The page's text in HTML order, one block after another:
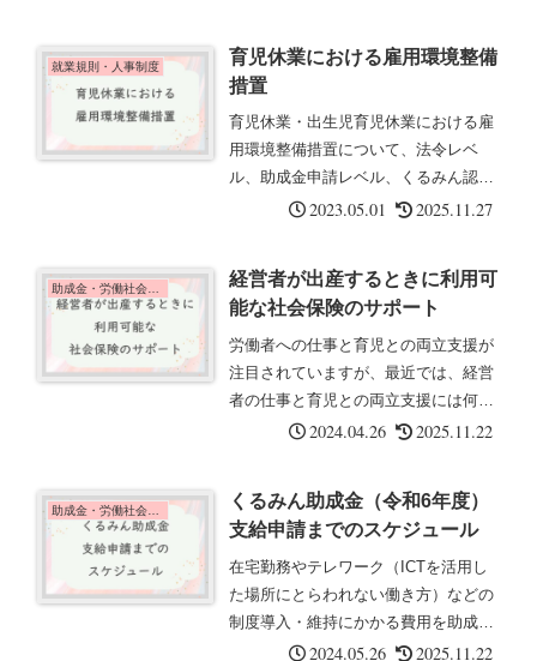
ラムでは、この新しい助成金について
ポイントをまとめました。
就業規則・人事制度
育児休業における雇用環境整備
措置
育児休業・出生児育児休業における雇
用環境整備措置について、法令レベ
ル、助成金申請レベル、くるみん認定
レベル、労使協定あり・なし、で要求
適解を考えてみました。
2023.05.01 2025.11.27
助成金・労働社会保険
経営者が出産するときに利用可
能な社会保険のサポート
労働者への仕事と育児との両立支援が
注目されていますが、最近では、経営
者の仕事と育児との両立支援には何が
あるのか気になる経営者さん、役員さ
用可能な社会保険のサポートについて
紹介します。
2024.04.26 2025.11.22
助成金・労働社会保険
くるみん助成金（令和6年度）
支給申請までのスケジュール
在宅勤務やテレワーク（ICTを活用し
た場所にとらわれない働き方）などの
制度導入・維持にかかる費用を助成す
る「くるみん助成金（中小企業子ど
2024.05.26 2025.11.22